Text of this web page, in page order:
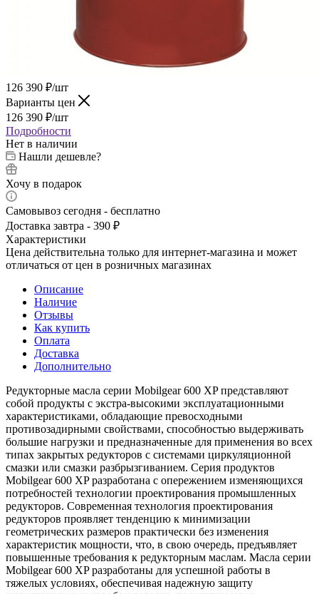
126 390 ₽/шт
Варианты цен
126 390 ₽/шт
Подробности
Нет в наличии
Нашли дешевле?
Хочу в подарок
Самовывоз сегодня - бесплатно
Доставка завтра - 390 ₽
Характеристики
Цена действительна только для интернет-магазина и может
отличаться от цен в розничных магазинах
Описание
Наличие
Отзывы
Как купить
Оплата
Доставка
Дополнительно
Редукторные масла серии Mobilgear 600 XP представляют
собой продукты с экстра-высокими эксплуатационными
характеристиками, обладающие превосходными
противозадирными свойствами, способностью выдерживать
большие нагрузки и предназначенные для применения во всех
типах закрытых редукторов с системами циркуляционной
смазки или смазки разбрызгиванием. Серия продуктов
Mobilgear 600 XP разработана с опережением изменяющихся
потребностей технологии проектирования промышленных
редукторов. Современная технология проектирования
редукторов проявляет тенденцию к минимизации
геометрических размеров практически без изменения
характеристик мощности, что, в свою очередь, предъявляет
повышенные требования к редукторным маслам. Масла серии
Mobilgear 600 XP разработаны для успешной работы в
тяжелых условиях, обеспечивая надежную защиту